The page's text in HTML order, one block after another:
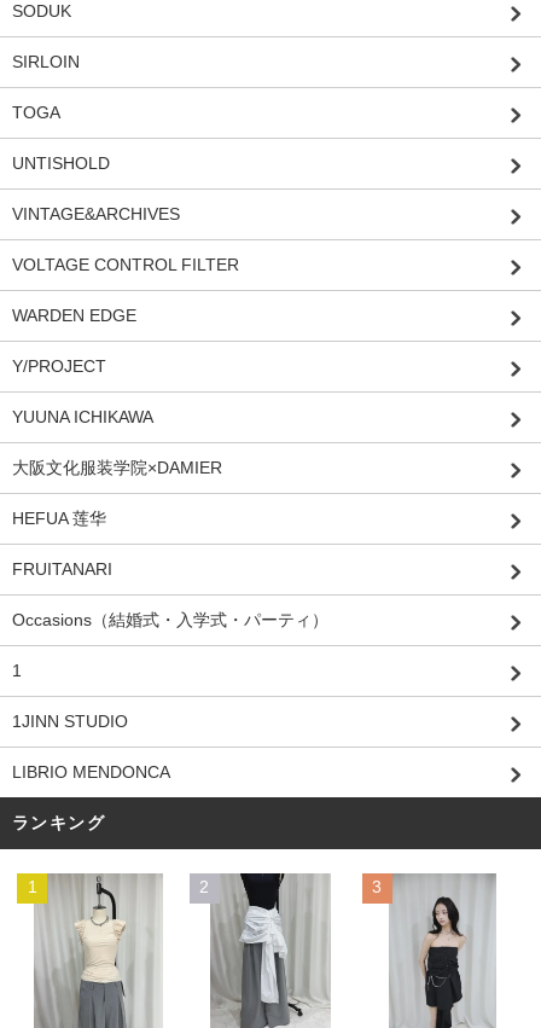
SODUK
SIRLOIN
TOGA
UNTISHOLD
VINTAGE&ARCHIVES
VOLTAGE CONTROL FILTER
WARDEN EDGE
Y/PROJECT
YUUNA ICHIKAWA
大阪文化服装学院×DAMIER
HEFUA 莲华
FRUITANARI
Occasions（結婚式・入学式・パーティ）
1
1JINN STUDIO
LIBRIO MENDONCA
ランキング
1 2 3